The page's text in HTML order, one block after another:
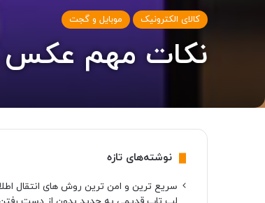
کالای الکترونیک موبایل و گجت
نکات مهم عکس
نوشته‌های تازه
سریع ترین و امن ترین روش های انتقال